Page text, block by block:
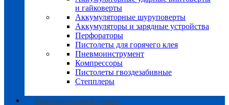
и гайковерты
Аккумуляторные шуруповерты
Аккумуляторы и зарядные устройства
Перфораторы
Пистолеты для горячего клея
Пневмоинструмент
Компрессоры
Пистолеты гвоздезабивные
Степплеры
Крепление плоской кровли